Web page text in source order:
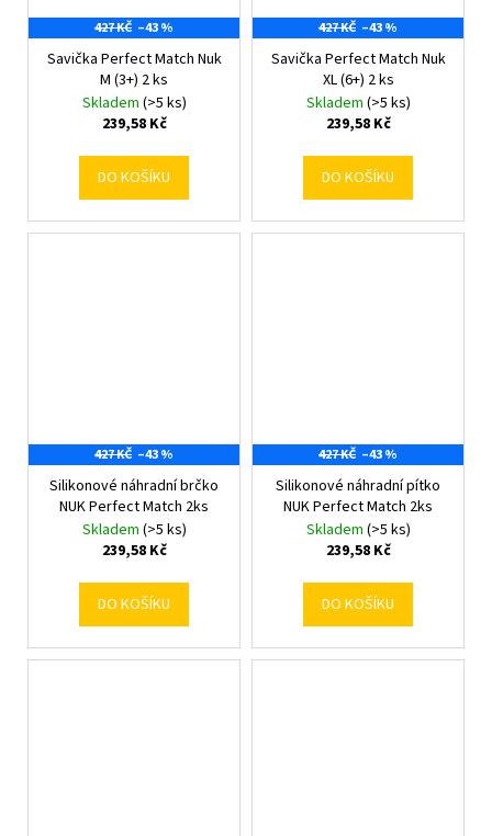
427 KČ –43 %
Savička Perfect Match Nuk
M (3+) 2 ks
Skladem (>5 ks)
239,58 Kč
DO KOŠÍKU
427 KČ –43 %
Savička Perfect Match Nuk
XL (6+) 2 ks
Skladem (>5 ks)
239,58 Kč
DO KOŠÍKU
427 KČ –43 %
Silikonové náhradní brčko
NUK Perfect Match 2ks
Skladem (>5 ks)
239,58 Kč
DO KOŠÍKU
427 KČ –43 %
Silikonové náhradní pítko
NUK Perfect Match 2ks
Skladem (>5 ks)
239,58 Kč
DO KOŠÍKU